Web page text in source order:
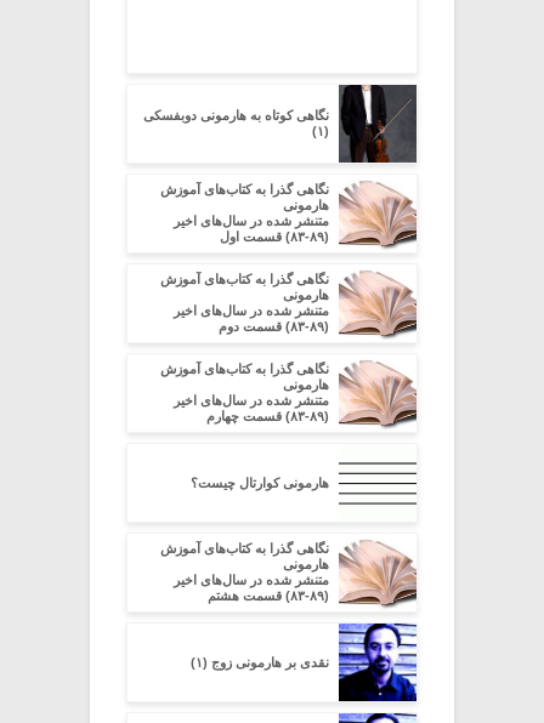
نگاهی کوتاه به هارمونی دوبفسکی
(۱)
نگاهی گذرا به کتاب‌های آموزش
هارمونی
متنشر شده در سال‌های اخیر
(۸۹-۸۳) قسمت اول
نگاهی گذرا به کتاب‌های آموزش
هارمونی
متنشر شده در سال‌های اخیر
(۸۹-۸۳) قسمت دوم
نگاهی گذرا به کتاب‌های آموزش
هارمونی
متنشر شده در سال‌های اخیر
(۸۹-۸۳) قسمت چهارم
هارمونی کوارتال چیست؟
نگاهی گذرا به کتاب‌های آموزش
هارمونی
متنشر شده در سال‌های اخیر
(۸۹-۸۳) قسمت هشتم
نقدی بر هارمونی زوج (۱)